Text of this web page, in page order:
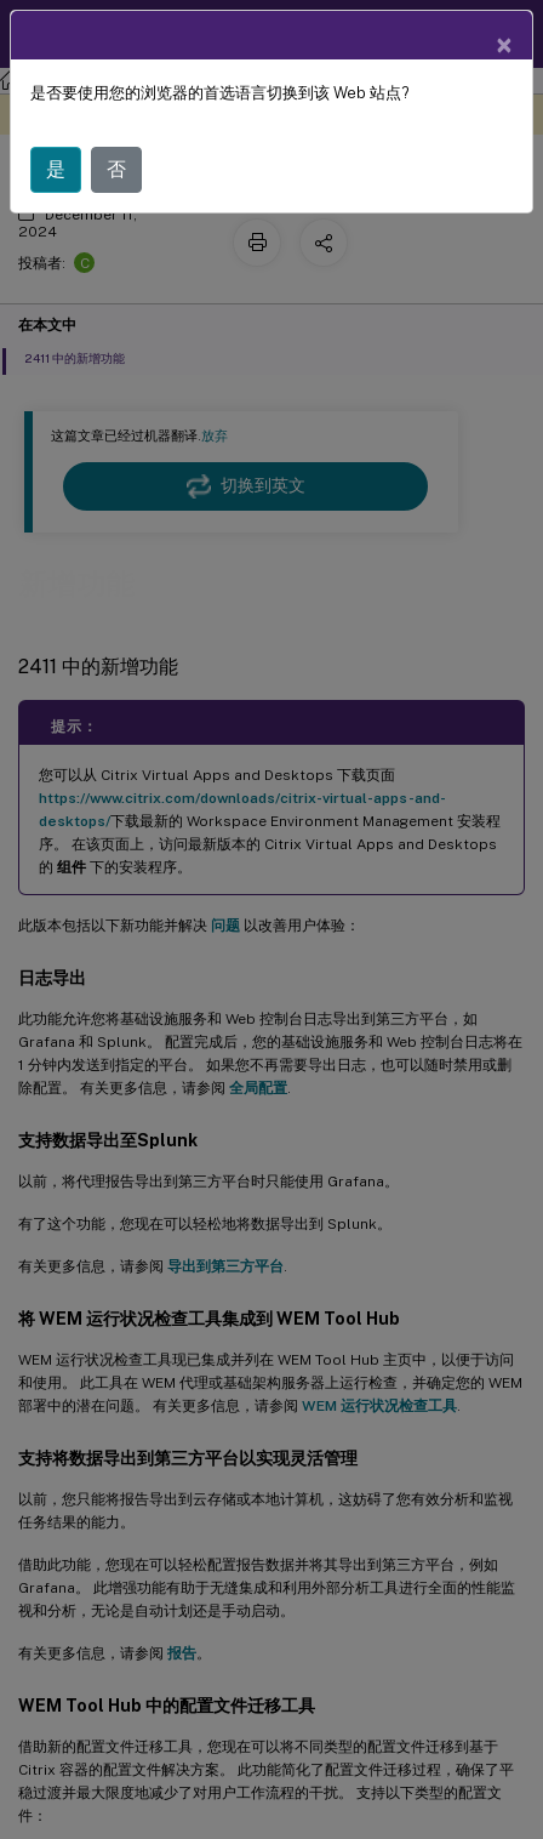
工作区环境管理 工作区环境管理 2503
这篇文章已经过机器翻译.放弃
切换到英文
2411 中的新增功能
提示：
您可以从 Citrix Virtual Apps and Desktops 下载页面
https://www.citrix.com/downloads/citrix-virtual-apps-and-
desktops/下载最新的 Workspace Environment Management 安装程
序。 在该页面上，访问最新版本的 Citrix Virtual Apps and Desktops
的 组件 下的安装程序。
此版本包括以下新功能并解决 问题 以改善用户体验：
日志导出
此功能允许您将基础设施服务和 Web 控制台日志导出到第三方平台，如
Grafana 和 Splunk。 配置完成后，您的基础设施服务和 Web 控制台日志将在
1 分钟内发送到指定的平台。 如果您不再需要导出日志，也可以随时禁用或删
除配置。 有关更多信息，请参阅 全局配置
支持数据导出至Splunk
以前，将代理报告导出到第三方平台时只能使用 Grafana。
有了这个功能，您现在可以轻松地将数据导出到 Splunk。
有关更多信息，请参阅 导出到第三方平台
将 WEM 运行状况检查工具集成到 WEM Tool Hub
WEM 运行状况检查工具现已集成并列在 WEM Tool Hub 主页中，以便于访问
和使用。 此工具在 WEM 代理或基础架构服务器上运行检查，并确定您的 WEM
部署中的潜在问题。 有关更多信息，请参阅 WEM 运行状况检查工具
支持将数据导出到第三方平台以实现灵活管理
以前，您只能将报告导出到云存储或本地计算机，这妨碍了您有效分析和监视
任务结果的能力。
借助此功能，您现在可以轻松配置报告数据并将其导出到第三方平台，例如
Grafana。 此增强功能有助于无缝集成和利用外部分析工具进行全面的性能监
视和分析，无论是自动计划还是手动启动。
有关更多信息，请参阅 报告。
WEM Tool Hub 中的配置文件迁移工具
借助新的配置文件迁移工具，您现在可以将不同类型的配置文件迁移到基于
Citrix 容器的配置文件解决方案。 此功能简化了配置文件迁移过程，确保了平
稳过渡并最大限度地减少了对用户工作流程的干扰。 支持以下类型的配置文
件：
新增功能
December 11,
2024
投稿者:
C
在本文中
2411 中的新增功能
×
是否要使用您的浏览器的首选语言切换到该 Web 站点?
是 否